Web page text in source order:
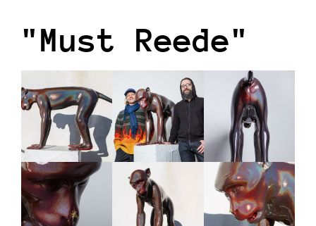
"Must Reede"